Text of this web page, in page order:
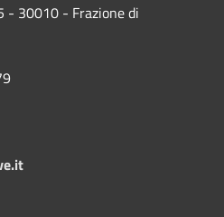
- 30010 - Frazione di